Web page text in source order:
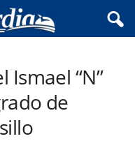
Ismael “N”
de